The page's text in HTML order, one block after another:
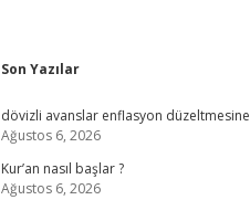
Sidebar
Son Yazılar
dövizli avanslar enflasyon
Ağustos 6, 2026
Kur’an nasıl başlar ?
Ağustos 6, 2026